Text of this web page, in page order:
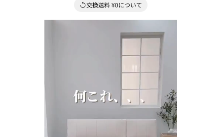
交換送料 ¥0について